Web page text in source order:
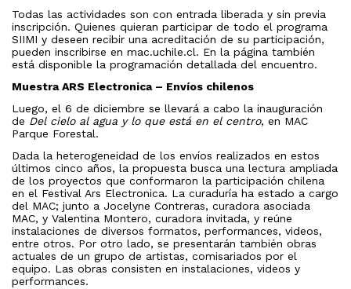
Todas las actividades son con entrada liberada y sin previa
inscripción. Quienes quieran participar de todo el programa
SIIMI y deseen recibir una acreditación de su participación,
pueden inscribirse en mac.uchile.cl. En la página también
está disponible la programación detallada del encuentro.
Muestra ARS Electronica – Envíos chilenos
Luego, el 6 de diciembre se llevará a cabo la inauguración
de Del cielo al agua y lo que está en el centro, en MAC
Parque Forestal.
Dada la heterogeneidad de los envíos realizados en estos
últimos cinco años, la propuesta busca una lectura ampliada
de los proyectos que conformaron la participación chilena
en el Festival Ars Electronica. La curaduría ha estado a cargo
del MAC; junto a Jocelyne Contreras, curadora asociada
MAC, y Valentina Montero, curadora invitada, y reúne
instalaciones de diversos formatos, performances, videos,
entre otros. Por otro lado, se presentarán también obras
actuales de un grupo de artistas, comisariados por el
equipo. Las obras consisten en instalaciones, videos y
performances.